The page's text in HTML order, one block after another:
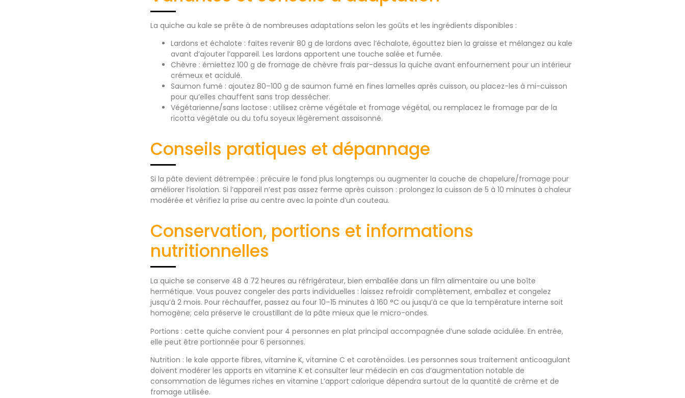
La quiche au kale se prête à de nombreuses adaptations selon les goûts et les ingrédients disponibles :
Lardons et échalote : faites revenir 80 g de lardons avec l’échalote, égouttez bien la graisse et mélangez au kale
avant d’ajouter l’appareil. Les lardons apportent une touche salée et fumée.
Chèvre : émiettez 100 g de fromage de chèvre frais par-dessus la quiche avant enfournement pour un intérieur
crémeux et acidulé.
Saumon fumé : ajoutez 80–100 g de saumon fumé en fines lamelles après cuisson, ou placez-les à mi-cuisson
pour qu’elles chauffent sans trop dessécher.
Végétarienne/sans lactose : utilisez crème végétale et fromage végétal, ou remplacez le fromage par de la
ricotta végétale ou du tofu soyeux légèrement assaisonné.
Conseils pratiques et dépannage
Si la pâte devient détrempée : précuire le fond plus longtemps ou augmenter la couche de chapelure/fromage pour
améliorer l’isolation. Si l’appareil n’est pas assez ferme après cuisson : prolongez la cuisson de 5 à 10 minutes à chaleur
modérée et vérifiez la prise au centre avec la pointe d’un couteau.
Conservation, portions et informations
nutritionnelles
La quiche se conserve 48 à 72 heures au réfrigérateur, bien emballée dans un film alimentaire ou une boîte
hermétique. Vous pouvez congeler des parts individuelles : laissez refroidir complètement, emballez et congelez
jusqu’à 2 mois. Pour réchauffer, passez au four 10–15 minutes à 160 °C ou jusqu’à ce que la température interne soit
homogène; cela préserve le croustillant de la pâte mieux que le micro-ondes.
Portions : cette quiche convient pour 4 personnes en plat principal accompagnée d’une salade acidulée. En entrée,
elle peut être portionnée pour 6 personnes.
Nutrition : le kale apporte fibres, vitamine K, vitamine C et caroténoïdes. Les personnes sous traitement anticoagulant
doivent modérer les apports en vitamine K et consulter leur médecin en cas d’augmentation notable de
consommation de légumes riches en vitamine L’apport calorique dépendra surtout de la quantité de crème et de
fromage utilisée.